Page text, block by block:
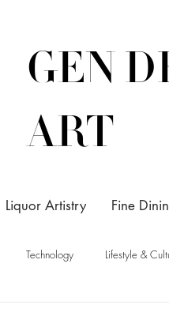
GEN
ART
Liquor Artistry Fine
Technology Lifestyle &